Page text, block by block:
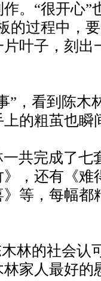
。“很开心”
的过程中，
叶子，刻
”，看到陈木
的粗茧也瞬
共完成了七
，还有《难
》等，每幅
林的社会认
家人最好的